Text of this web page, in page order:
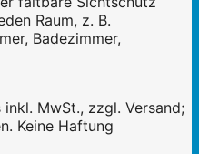
Raum, z. B.
Badezimmer,
inkl. MwSt., zzgl. Versand;
Keine Haftung